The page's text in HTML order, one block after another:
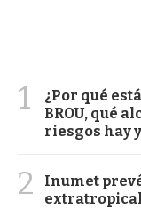
1
¿Por qué
BROU, qué
riesgos hay
2
Inumet
extratropical